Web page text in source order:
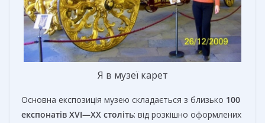
Я в музеї карет
Основна експозиція музею складається з близько 100
експонатів XVI—XX століть: від розкішно оформлених